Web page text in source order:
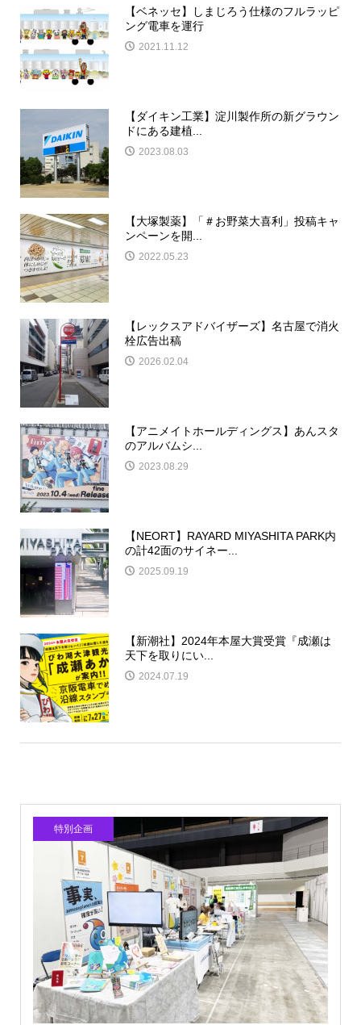
【ベネッセ】しまじろう仕様のフルラッピ
ング電車を運行
2021.11.12
【ダイキン工業】淀川製作所の新グラウン
ドにある建植...
2023.08.03
【大塚製薬】「＃お野菜大喜利」投稿キャ
ンペーンを開...
2022.05.23
【レックスアドバイザーズ】名古屋で消火
栓広告出稿
2026.02.04
【アニメイトホールディングス】あんスタ
のアルバムシ...
2023.08.29
【NEORT】RAYARD MIYASHITA PARK内
の計42面のサイネー...
2025.09.19
【新潮社】2024年本屋大賞受賞『成瀬は
天下を取りにい...
2024.07.19
特別企画